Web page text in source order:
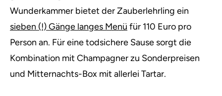
Wunderkammer bietet der Zauberlehrling ein
sieben (!) Gänge langes Menü für 110 Euro pro
Person an. Für eine todsichere Sause sorgt die
Kombination mit Champagner zu Sonderpreisen
und Mitternachts-Box mit allerlei Tartar.